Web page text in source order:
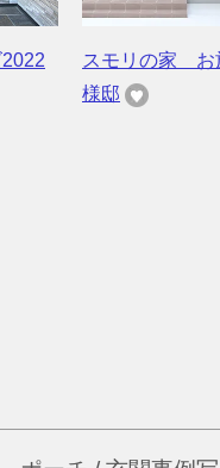
スモリの家 お
様邸